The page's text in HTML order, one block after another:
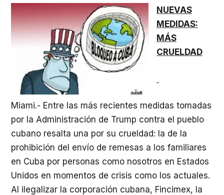
NUEVAS
MEDIDAS:
MÁS
CRUELDAD
Miami.- Entre las más recientes medidas tomadas
por la Administración de Trump contra el pueblo
cubano resalta una por su crueldad: la de la
prohibición del envío de remesas a los familiares
en Cuba por personas como nosotros en Estados
Unidos en momentos de crisis como los actuales.
Al ilegalizar la corporación cubana, Fincimex, la